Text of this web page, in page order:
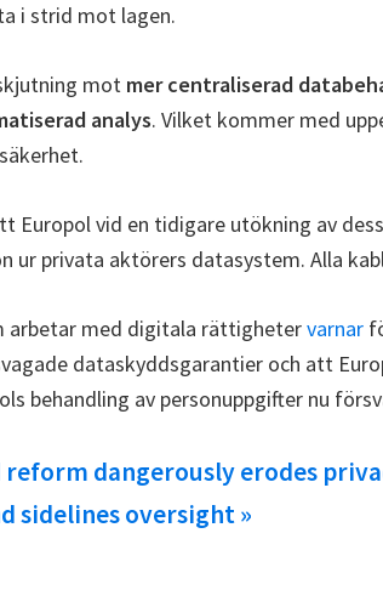
i strid mot lagen.
mot mer centraliserad
analys. Vilket kommer med
Europol vid en tidigare utökning av
ur privata aktörers datasystem. Alla
arbetar med digitala rättighetervarnar
dataskyddsgarantier och att
behandling av personuppgifter nu
reform dangerously erodes
sidelines oversight »